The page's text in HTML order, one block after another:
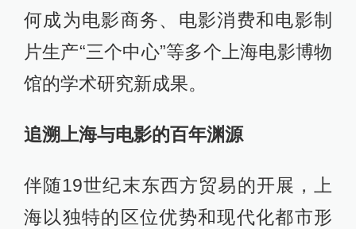
何成为电影商务、电影消费和电影制
片生产“三个中心”等多个上海电影博物
馆的学术研究新成果。
追溯上海与电影的百年渊源
伴随19世纪末东西方贸易的开展，上
海以独特的区位优势和现代化都市形